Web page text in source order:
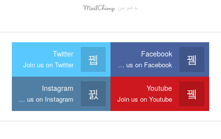
بدعم من
Facebook
Join us on Facebook
Twitter
Join us on Twitter
Youtube
Join us on Youtube
Instagram
Join us on Instagram